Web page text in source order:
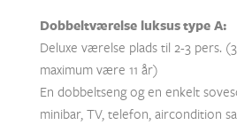
Dobbeltværelse luksus type A:
Deluxe værelse plads til 2-3 pers.
maximum være 11 år)
En dobbeltseng og en enkelt
minibar, TV, telefon, aircondition